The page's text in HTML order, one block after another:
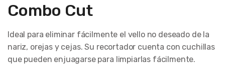
Combo Cut
Ideal para eliminar fácilmente el vello no deseado de la
nariz, orejas y cejas. Su recortador cuenta con cuchillas
que pueden enjuagarse para limpiarlas fácilmente.